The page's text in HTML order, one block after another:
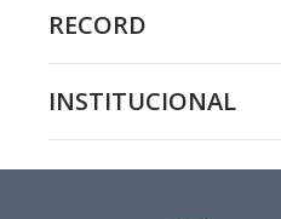
RECORD
INSTITUCIONAL